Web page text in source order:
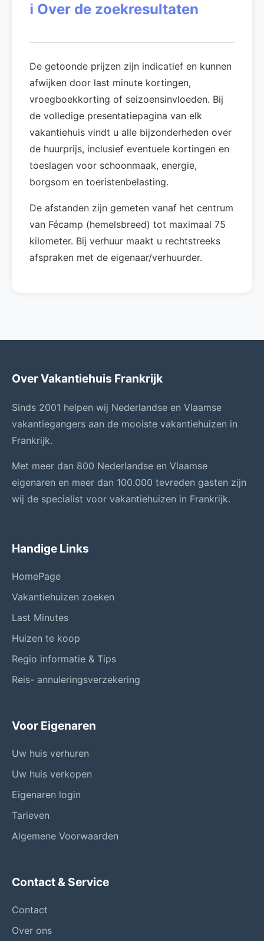
ℹ️ Over de zoekresultaten
De getoonde prijzen zijn indicatief en kunnen
afwijken door last minute kortingen,
vroegboekkorting of seizoensinvloeden. Bij
de volledige presentatiepagina van elk
vakantiehuis vindt u alle bijzonderheden over
de huurprijs, inclusief eventuele kortingen en
toeslagen voor schoonmaak, energie,
borgsom en toeristenbelasting.
De afstanden zijn gemeten vanaf het centrum
van Fécamp (hemelsbreed) tot maximaal 75
kilometer. Bij verhuur maakt u rechtstreeks
afspraken met de eigenaar/verhuurder.
Over Vakantiehuis Frankrijk
Sinds 2001 helpen wij Nederlandse en Vlaamse
vakantiegangers aan de mooiste vakantiehuizen in
Frankrijk.
Met meer dan 800 Nederlandse en Vlaamse
eigenaren en meer dan 100.000 tevreden gasten zijn
wij de specialist voor vakantiehuizen in Frankrijk.
Handige Links
HomePage
Vakantiehuizen zoeken
Last Minutes
Huizen te koop
Regio informatie & Tips
Reis- annuleringsverzekering
Voor Eigenaren
Uw huis verhuren
Uw huis verkopen
Eigenaren login
Tarieven
Algemene Voorwaarden
Contact & Service
Contact
Over ons